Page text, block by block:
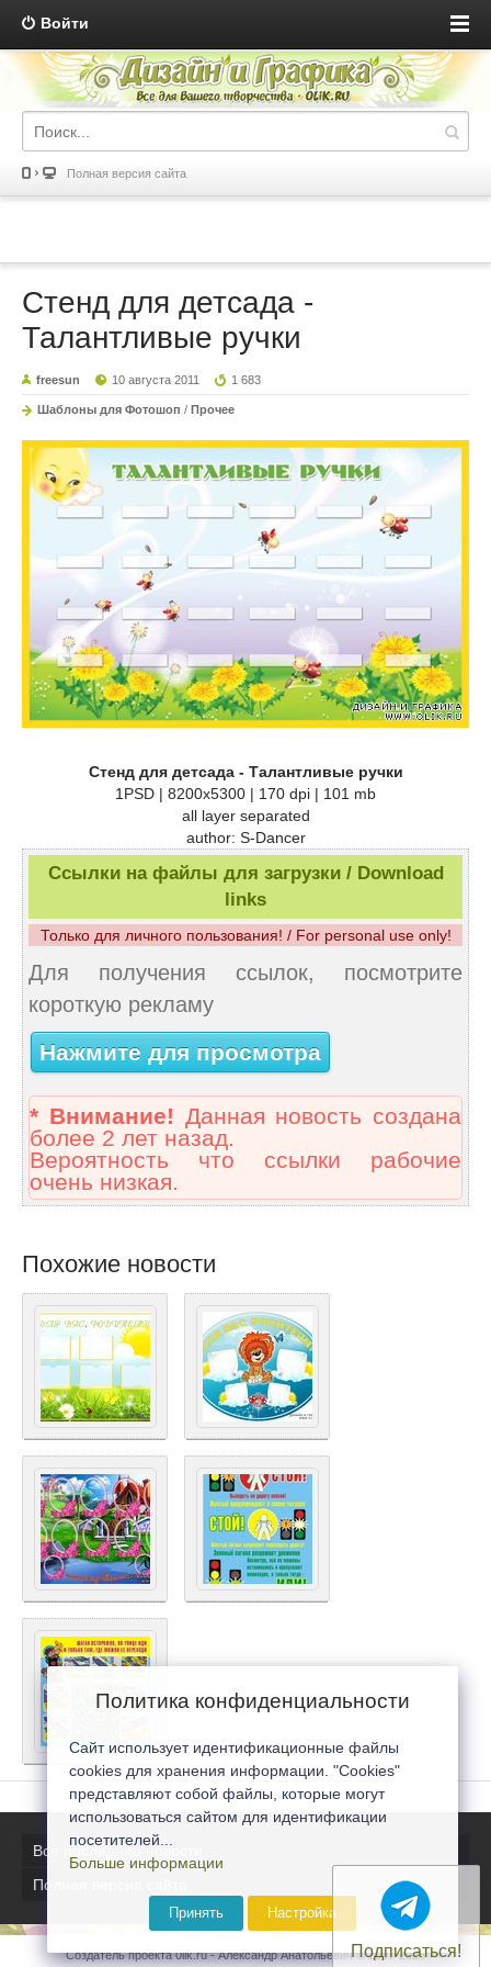
Войти
Полная версия сайта
Стенд для детсада -
Талантливые ручки
freesun 10 августа 2011 1 683
Шаблоны для Фотошоп / Прочее
Стенд для детсада - Талантливые ручки
1PSD | 8200x5300 | 170 dpi | 101 mb
all layer separated
author: S-Dancer
Ссылки на файлы для загрузки / Download
links
Только для личного пользования! / For personal use only!
Для получения ссылок, посмотрите
короткую рекламу
Нажмите для просмотра
* Внимание! Данная новость создана
более 2 лет назад.
Вероятность что ссылки рабочие
очень низкая.
Похожие новости
Все последние новости
Полная версия сайта
Создатель проекта 0lik.ru - Александр Анатольевич © 2007-2026
Подписаться!
Политика конфиденциальности
Сайт использует идентификационные файлы
cookies для хранения информации. "Cookies"
представляют собой файлы, которые могут
использоваться сайтом для идентификации
посетителей...
Больше информации
Принять Настройка